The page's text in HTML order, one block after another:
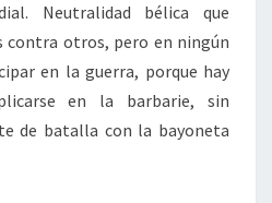
Neutralidad bélica que
otros, pero en ningún
en la guerra, porque hay
en la barbarie, sin
de batalla con la bayoneta